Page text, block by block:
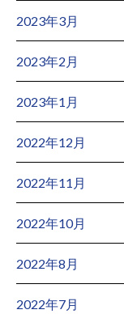
2023年3月
2023年2月
2023年1月
2022年12月
2022年11月
2022年10月
2022年8月
2022年7月